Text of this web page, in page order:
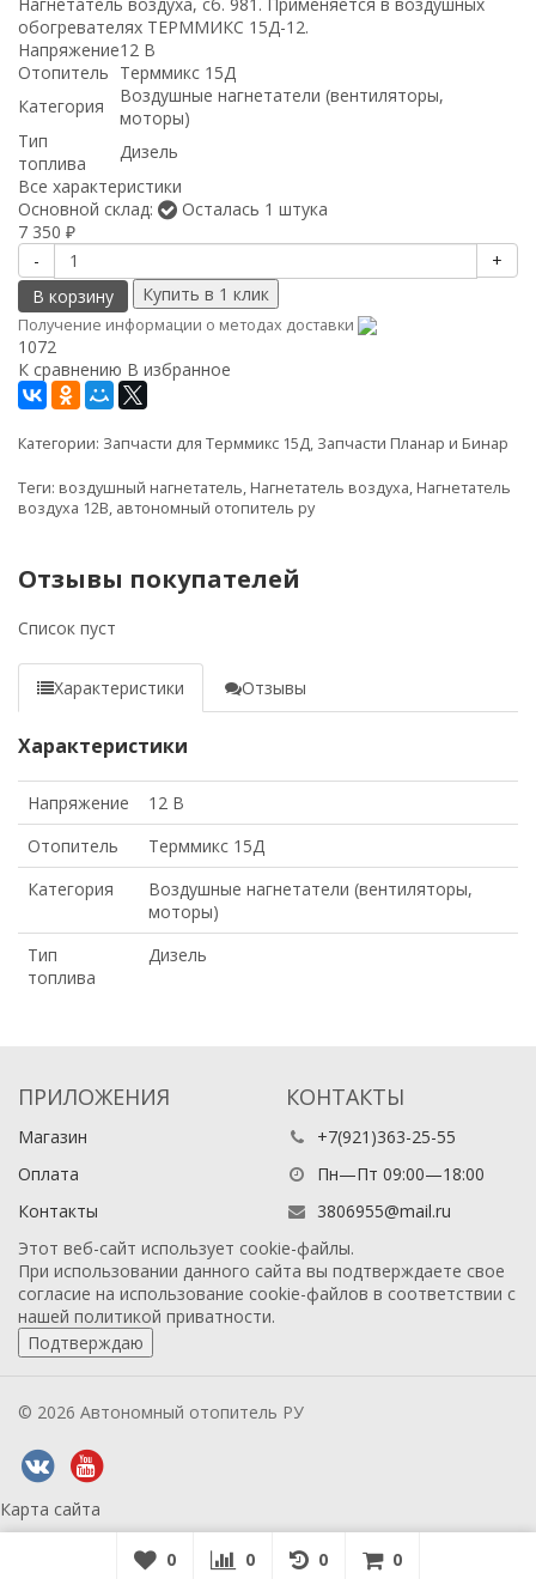
обогревателях ТЕРММИКС 15Д-12.
Напряжение12 В
Отопитель Терммикс 15Д
Категория
Воздушные нагнетатели (вентиляторы,
моторы)
Тип
топлива
Дизель
Все характеристики
Основной склад:
Осталась 1 штука
7 350 ₽
-
+
В корзину
Получение информации о методах доставки
1072
К сравнению В избранное
Категории: Запчасти для Терммикс 15Д, Запчасти Планар и Бинар
Теги: воздушный нагнетатель, Нагнетатель воздуха, Нагнетатель
воздуха 12В, автономный отопитель ру
Отзывы покупателей
Список пуст
Характеристики Отзывы
Характеристики
Напряжение
12 В
Отопитель
Терммикс 15Д
Категория
Воздушные нагнетатели (вентиляторы,
моторы)
Тип
топлива
Дизель
ПРИЛОЖЕНИЯ
Магазин
Оплата
Контакты
КОНТАКТЫ
+7(921)363-25-55
Пн—Пт 09:00—18:00
3806955@mail.ru
Этот веб-сайт использует cookie-файлы.
При использовании данного сайта вы подтверждаете свое
согласие на использование cookie-файлов в соответствии с
нашей политикой приватности.
Подтверждаю
© 2026 Автономный отопитель РУ
Карта сайта
0 0 0 0